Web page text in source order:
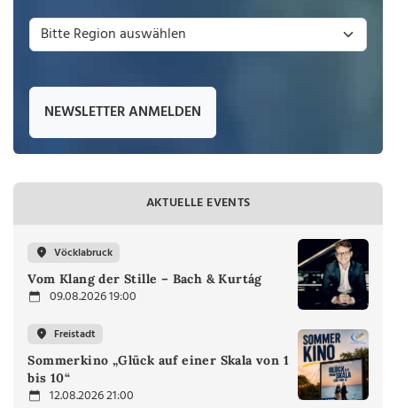
NEWSLETTER ANMELDEN
AKTUELLE EVENTS
Vöcklabruck
Vom Klang der Stille – Bach & Kurtág
09.08.2026 19:00
Freistadt
Sommerkino „Glück auf einer Skala von 1
bis 10“
12.08.2026 21:00